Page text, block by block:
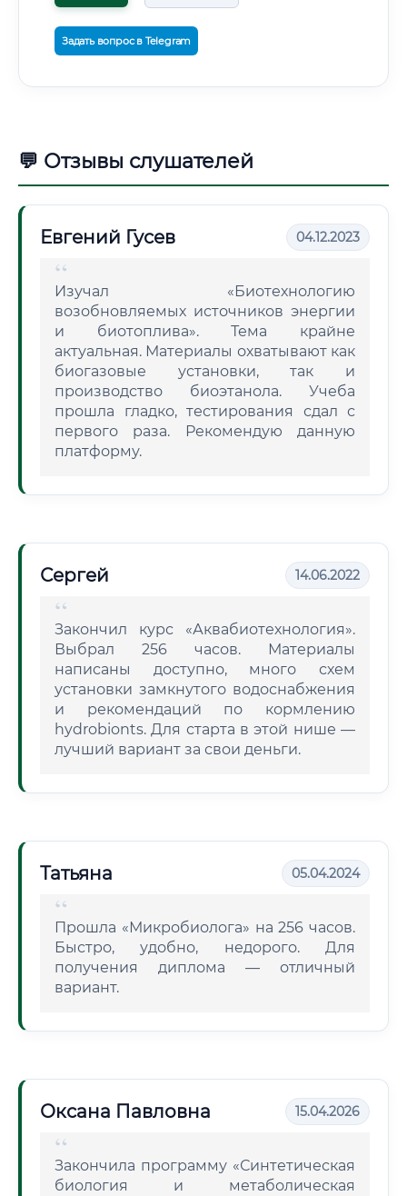
Задать вопрос в Telegram
💬 Отзывы слушателей
Евгений Гусев 04.12.2023
Изучал «Биотехнологию
возобновляемых источников энергии
и биотоплива». Тема крайне
актуальная. Материалы охватывают как
биогазовые установки, так и
производство биоэтанола. Учеба
прошла гладко, тестирования сдал с
первого раза. Рекомендую данную
платформу.
Сергей 14.06.2022
Закончил курс «Аквабиотехнология».
Выбрал 256 часов. Материалы
написаны доступно, много схем
установки замкнутого водоснабжения
и рекомендаций по кормлению
hydrobionts. Для старта в этой нише —
лучший вариант за свои деньги.
Татьяна 05.04.2024
Прошла «Микробиолога» на 256 часов.
Быстро, удобно, недорого. Для
получения диплома — отличный
вариант.
Оксана Павловна 15.04.2026
Закончила программу «Синтетическая
биология и метаболическая